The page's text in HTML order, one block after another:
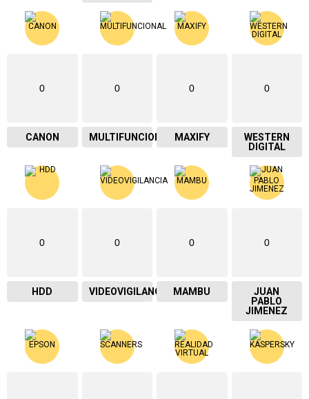
0
CANON
0
MULTIFUNCIONAL
0
MAXIFY
0
WESTERN
DIGITAL
0
HDD
0
VIDEOVIGILANCIA
0
MAMBU
0
JUAN
PABLO
JIMENEZ